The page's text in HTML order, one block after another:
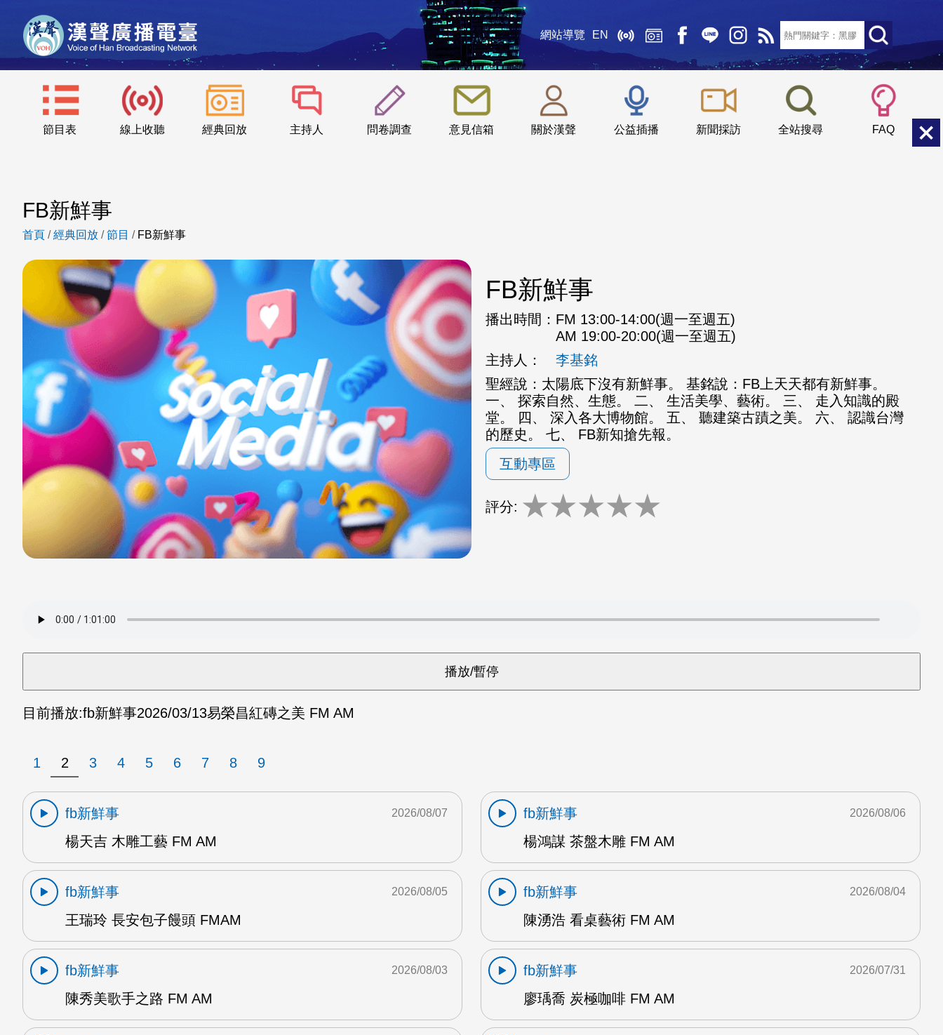
網站導覽 EN
節目表 線上收聽 經典回放 主持人 問卷調查 意見信箱 關於漢聲 公益插播 新聞採訪 全站搜尋 FAQ
::: 小 中
FB新鮮事
首頁 /經典回放 /節目 / FB新鮮事
FB新鮮事
播出時間： FM 13:00-14:00(週一至週五)
AM 19:00-20:00(週一至週五)
主持人：
李基銘
聖經說：太陽底下沒有新鮮事。 基銘說：FB上天天都有新鮮事。
一、 探索自然、生態。 二、 生活美學、藝術。 三、 走入知識的殿
堂。 四、 深入各大博物館。 五、 聽建築古蹟之美。 六、 認識台灣
的歷史。 七、 FB新知搶先報。
互動專區
評分: ★★★★★
目前播放:fb新鮮事2026/03/13易榮昌紅磚之美 FM AM
1 2 3 4 5 6 7 8 9
fb新鮮事
楊天吉 木雕工藝 FM AM
2026/08/07
fb新鮮事
楊鴻謀 茶盤木雕 FM AM
2026/08/06
fb新鮮事
王瑞玲 長安包子饅頭 FMAM
2026/08/05
fb新鮮事
陳湧浩 看桌藝術 FM AM
2026/08/04
fb新鮮事
陳秀美歌手之路 FM AM
2026/08/03
fb新鮮事
廖瑀喬 炭極咖啡 FM AM
2026/07/31